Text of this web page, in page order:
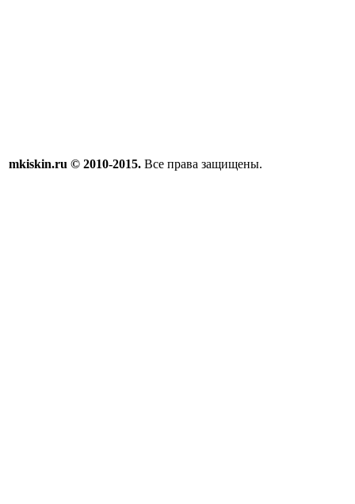
mkiskin.ru © 2010-2015. Все права защищены.